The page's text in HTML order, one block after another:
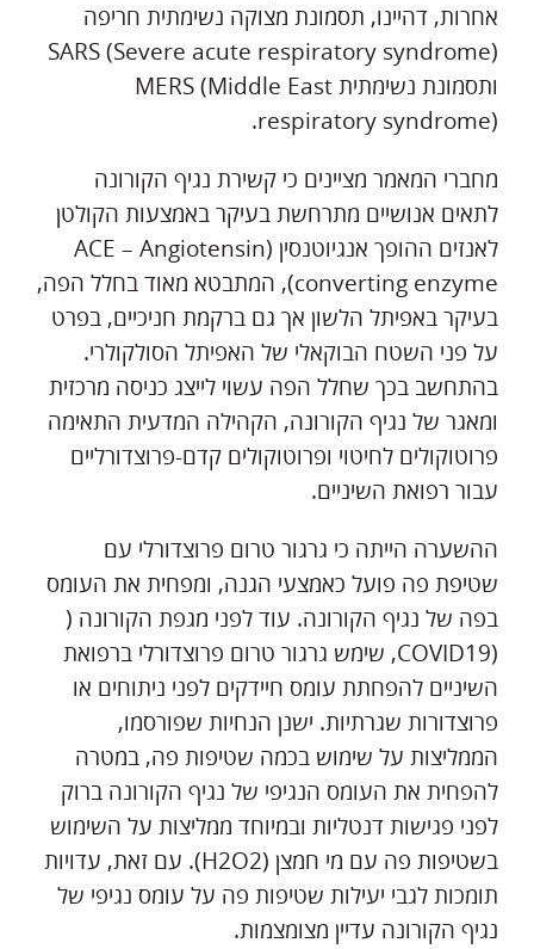
אחרות, דהיינו, תסמונת מצוקה נשימתית חריפה
SARS (Severe acute respiratory syndrome)
ותסמונת נשימתית MERS (Middle East
respiratory syndrome).
מחברי המאמר מציינים כי קשירת נגיף הקורונה
לתאים אנושיים מתרחשת בעיקר באמצעות הקולטן
לאנזים ההופך אנגיוטנסין (ACE – Angiotensin
converting enzyme), המתבטא מאוד בחלל הפה,
בעיקר באפיתל הלשון אך גם ברקמת חניכיים, בפרט
על פני השטח הבוקאלי של האפיתל הסולקולרי.
בהתחשב בכך שחלל הפה עשוי לייצג כניסה מרכזית
ומאגר של נגיף הקורונה, הקהילה המדעית התאימה
פרוטוקולים לחיטוי ופרוטוקולים קדם-פרוצדורליים
עבור רפואת השיניים.
ההשערה הייתה כי גרגור טרום פרוצדורלי עם
שטיפת פה פועל כאמצעי הגנה, ומפחית את העומס
בפה של נגיף הקורונה. עוד לפני מגפת הקורונה (
(COVID19, שימש גרגור טרום פרוצדורלי ברפואת
השיניים להפחתת עומס חיידקים לפני ניתוחים או
פרוצדורות שגרתיות. ישנן הנחיות שפורסמו,
הממליצות על שימוש בכמה שטיפות פה, במטרה
להפחית את העומס הנגיפי של נגיף הקורונה ברוק
לפני פגישות דנטליות ובמיוחד ממליצות על השימוש
בשטיפות פה עם מי חמצן (H2O2). עם זאת, עדויות
תומכות לגבי יעילות שטיפות פה על עומס נגיפי של
נגיף הקורונה עדיין מצומצמות.